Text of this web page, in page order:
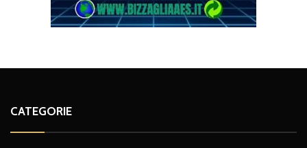
CATEGORIE